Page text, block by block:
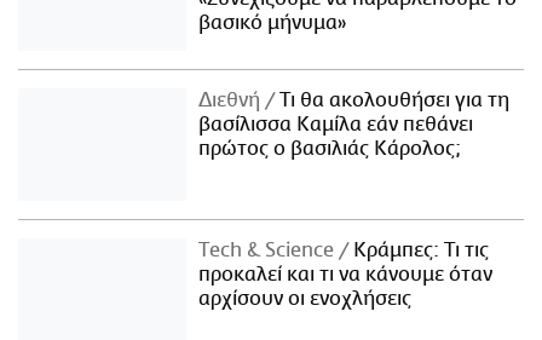
βασικό μήνυμα»
Διεθνή
Τι θα ακολουθήσει για τη
βασίλισσα Καμίλα εάν πεθάνει
πρώτος ο βασιλιάς Κάρολος;
Τech & Science
Κράμπες: Τι τις
προκαλεί και τι να κάνουμε όταν
αρχίσουν οι ενοχλήσεις